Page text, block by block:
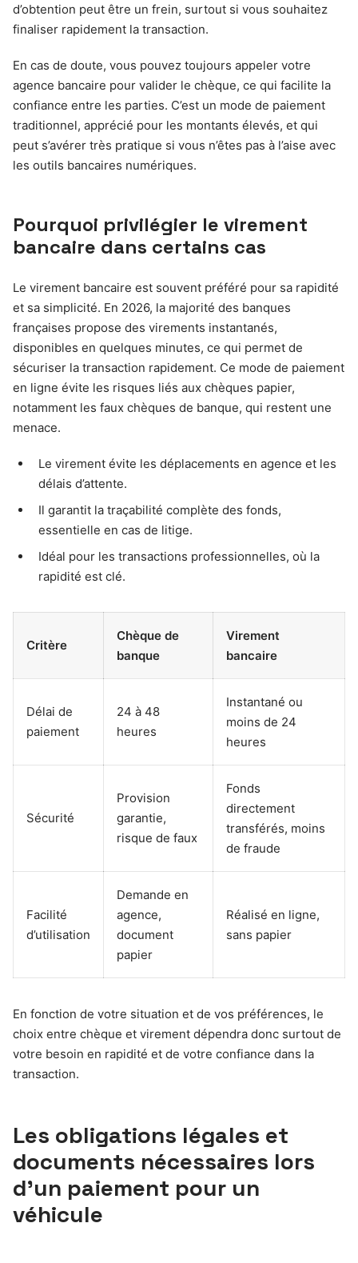
d’obtention peut être un frein, surtout si vous souhaitez
finaliser rapidement la transaction.
En cas de doute, vous pouvez toujours appeler votre
agence bancaire pour valider le chèque, ce qui facilite la
confiance entre les parties. C’est un mode de paiement
traditionnel, apprécié pour les montants élevés, et qui
peut s’avérer très pratique si vous n’êtes pas à l’aise avec
les outils bancaires numériques.
Pourquoi privilégier le virement
bancaire dans certains cas
Le virement bancaire est souvent préféré pour sa rapidité
et sa simplicité. En 2026, la majorité des banques
françaises propose des virements instantanés,
disponibles en quelques minutes, ce qui permet de
sécuriser la transaction rapidement. Ce mode de paiement
en ligne évite les risques liés aux chèques papier,
notamment les faux chèques de banque, qui restent une
menace.
Le virement évite les déplacements en agence et les
délais d’attente.
Il garantit la traçabilité complète des fonds,
essentielle en cas de litige.
Idéal pour les transactions professionnelles, où la
rapidité est clé.
Critère
Chèque de
banque
Virement
bancaire
Délai de
paiement
24 à 48
heures
Instantané ou
moins de 24
heures
Sécurité
Provision
garantie,
risque de faux
Fonds
directement
transférés, moins
de fraude
Facilité
d’utilisation
Demande en
agence,
document
papier
Réalisé en ligne,
sans papier
En fonction de votre situation et de vos préférences, le
choix entre chèque et virement dépendra donc surtout de
votre besoin en rapidité et de votre confiance dans la
transaction.
Les obligations légales et
documents nécessaires lors
d’un paiement pour un
véhicule